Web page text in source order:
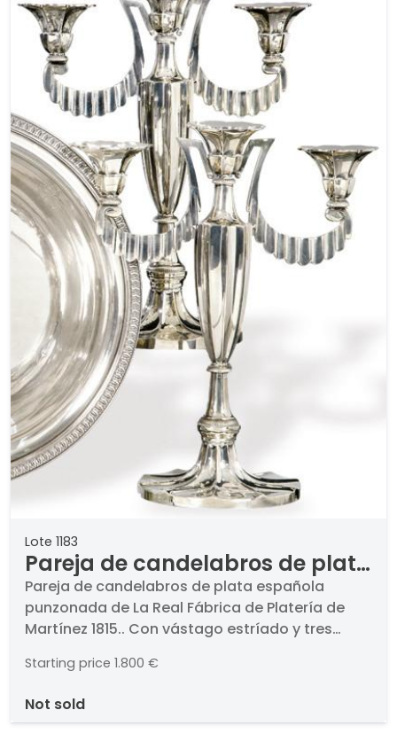
Lote 1183
Pareja de candelabros de plata
española punzonada de La
Real Fábrica de Platería de
Martínez 1815.
Pareja de candelabros de plata española
punzonada de La Real Fábrica de Platería de
Martínez 1815.. Con vástago estríado y tres
cm
Starting price 1.800 €
not sold